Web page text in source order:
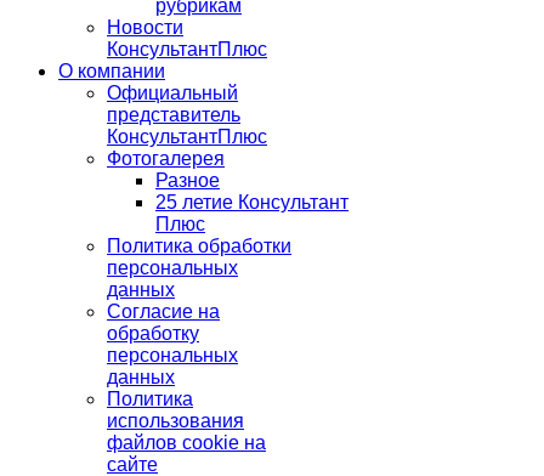
рубрикам
Новости
КонсультантПлюс
О компании
Официальный
представитель
КонсультантПлюс
Фотогалерея
Разное
25 летие Консультант
Плюс
Политика обработки
персональных
данных
Согласие на
обработку
персональных
данных
Политика
использования
файлов cookie на
сайте